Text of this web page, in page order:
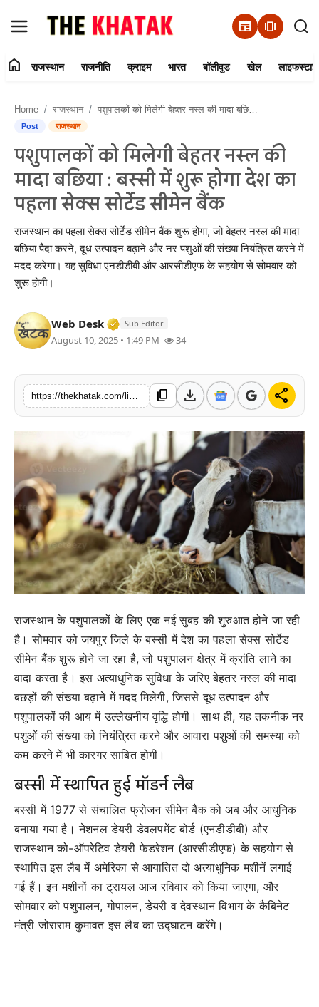
newspaper amp_stories
Contact Us
राजस्थान
राजनीति
क्राइम
भारत
खेल
लाइफस्टाइल
अंतर्राष्ट्रीय
home राजस्थान राजनीति क्राइम भारत बॉलीवुड खेल
Home राजस्थान पशुपालकों को मिलेगी बेहतर नस्ल की मादा बछिया : बस्सी में शुरू होगा देश का पहला सेक्स सोर्टेड सीमेन बैंक
Post राजस्थान
पशुपालकों को मिलेगी बेहतर नस्ल की
मादा बछिया : बस्सी में शुरू होगा देश का
पहला सेक्स सोर्टेड सीमेन बैंक
राजस्थान का पहला सेक्स सोर्टेड सीमेन बैंक शुरू होगा, जो बेहतर नस्ल की मादा
बछिया पैदा करने, दूध उत्पादन बढ़ाने और नर पशुओं की संख्या नियंत्रित करने में
मदद करेगा। यह सुविधा एनडीडीबी और आरसीडीएफ के सहयोग से सोमवार को
शुरू होगी।
Web Desk Verified Media or Organization • 11
Sub Editor
August 10, 2025 • 1:49 PM 34
content_copy download share
राजस्थान के पशुपालकों के लिए एक नई सुबह की शुरुआत होने जा रही
है। सोमवार को जयपुर जिले के बस्सी में देश का पहला सेक्स सोर्टेड
सीमेन बैंक शुरू होने जा रहा है, जो पशुपालन क्षेत्र में क्रांति लाने का
वादा करता है। इस अत्याधुनिक सुविधा के जरिए बेहतर नस्ल की मादा
बछड़ों की संख्या बढ़ाने में मदद मिलेगी, जिससे दूध उत्पादन और
पशुपालकों की आय में उल्लेखनीय वृद्धि होगी। साथ ही, यह तकनीक नर
पशुओं की संख्या को नियंत्रित करने और आवारा पशुओं की समस्या को
कम करने में भी कारगर साबित होगी।
बस्सी में स्थापित हुई मॉडर्न लैब
बस्सी में 1977 से संचालित फ्रोजन सीमेन बैंक को अब और आधुनिक
बनाया गया है। नेशनल डेयरी डेवलपमेंट बोर्ड (एनडीडीबी) और
राजस्थान को-ऑपरेटिव डेयरी फेडरेशन (आरसीडीएफ) के सहयोग से
स्थापित इस लैब में अमेरिका से आयातित दो अत्याधुनिक मशीनें लगाई
गई हैं। इन मशीनों का ट्रायल आज रविवार को किया जाएगा, और
सोमवार को पशुपालन, गोपालन, डेयरी व देवस्थान विभाग के कैबिनेट
मंत्री जोराराम कुमावत इस लैब का उद्घाटन करेंगे।